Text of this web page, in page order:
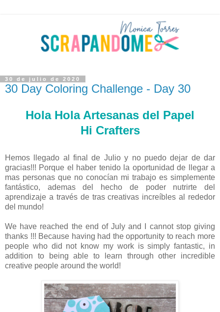
30 de julio de 2020
30 Day Coloring Challenge - Day 30
Hola Hola Artesanas del Papel
Hi Crafters
Hemos llegado al final de Julio y no puedo dejar de dar
gracias!!! Porque el haber tenido la oportunidad de llegar a
mas personas que no conocían mi trabajo es simplemente
fantástico, ademas del hecho de poder nutrirte del
aprendizaje a través de tras creativas increíbles al rededor
del mundo!
We have reached the end of July and I cannot stop giving
thanks !!! Because having had the opportunity to reach more
people who did not know my work is simply fantastic, in
addition to being able to learn through other incredible
creative people around the world!